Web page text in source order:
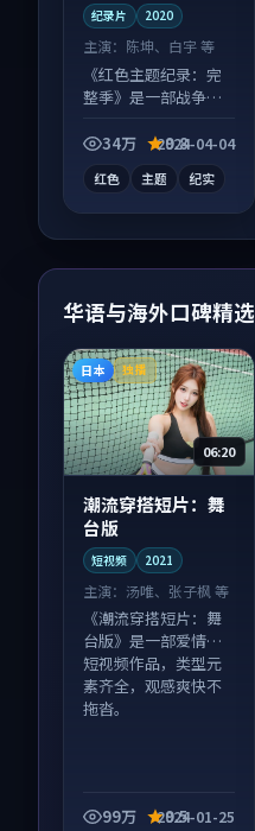
纪录片 2020
主演： 陈坤、白宇 等
《红色主题纪录：完
整季》是一部战争向
系层层推进，尾声常
34万 9.8
2024-04-04
红色 主题 纪实
华语与海外口碑精选
日本 独播
06:20
潮流穿搭短片：舞
台版
短视频 2021
主演： 汤唯、张子枫 等
《潮流穿搭短片：舞
台版》是一部爱情向
短视频作品，类型元
素齐全，观感爽快不
拖沓。
99万 9.5
2024-01-25